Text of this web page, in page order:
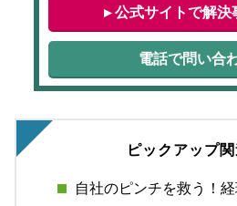
▸ 公式サイトで解決
電話で問い合
ピックアップ
自社のピンチを救う！